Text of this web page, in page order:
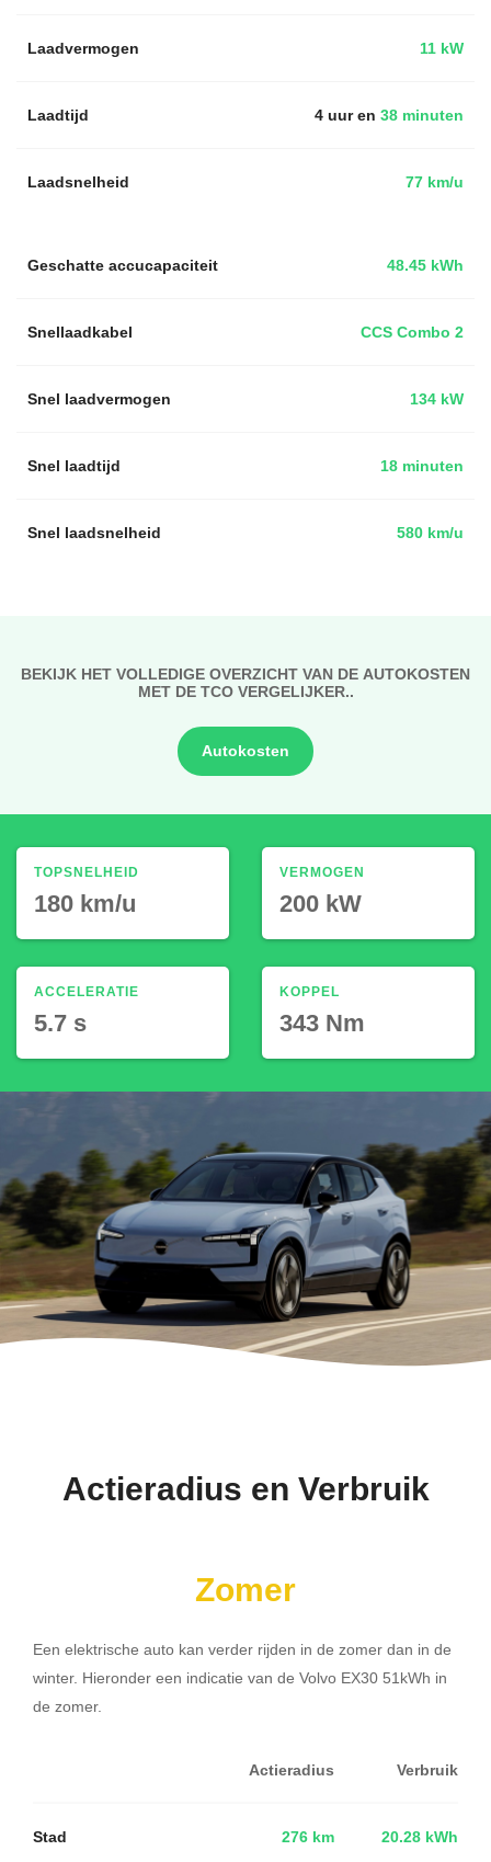
Laadvermogen 11 kW
Laadtijd 4 uur en 38 minuten
Laadsnelheid 77 km/u
48.45 kWh
Geschatte accucapaciteit
Snellaadkabel CCS Combo 2
Snel laadvermogen 134 kW
Snel laadtijd 18 minuten
Snel laadsnelheid 580 km/u
BEKIJK HET VOLLEDIGE OVERZICHT VAN DE AUTOKOSTEN
MET DE TCO VERGELIJKER..
Autokosten
TOPSNELHEID
180 km/u
ACCELERATIE
5.7 s
VERMOGEN
200 kW
KOPPEL
343 Nm
Actieradius en Verbruik
Zomer
Een elektrische auto kan verder rijden in de zomer dan in de
winter. Hieronder een indicatie van de Volvo EX30 51kWh in
de zomer.
Actieradius Verbruik
Stad 276 km 20.28 kWh